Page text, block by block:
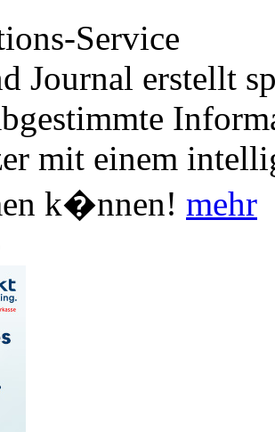
Service
Journal erstellt
mit einem
k�nnen! mehr